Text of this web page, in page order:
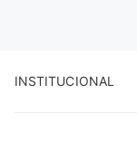
INSTITUCIONAL